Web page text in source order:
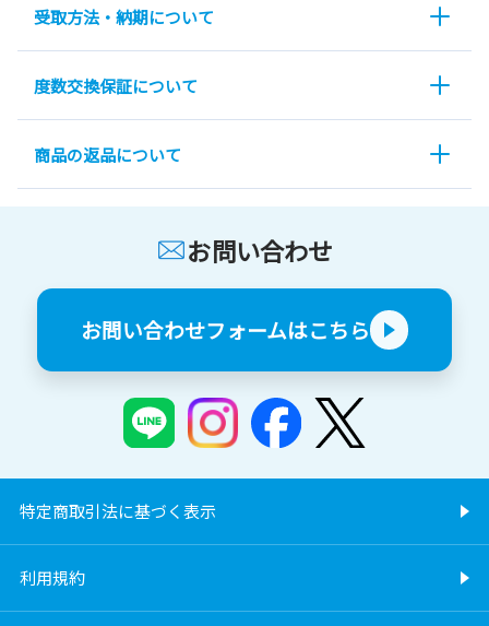
受取方法・納期について
度数交換保証について
商品の返品について
お問い合わせ
お問い合わせフォームはこちら
特定商取引法に基づく表示
利用規約